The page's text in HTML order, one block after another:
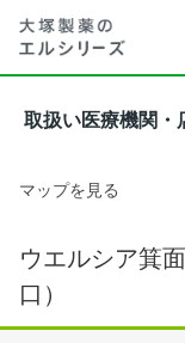
取扱い医療機関・
マップを見る
ウエルシア箕
口）